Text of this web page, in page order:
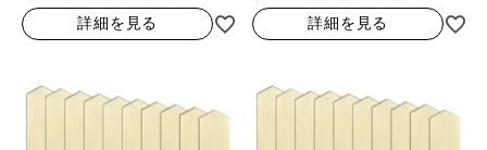
詳細を見る 詳細を見る